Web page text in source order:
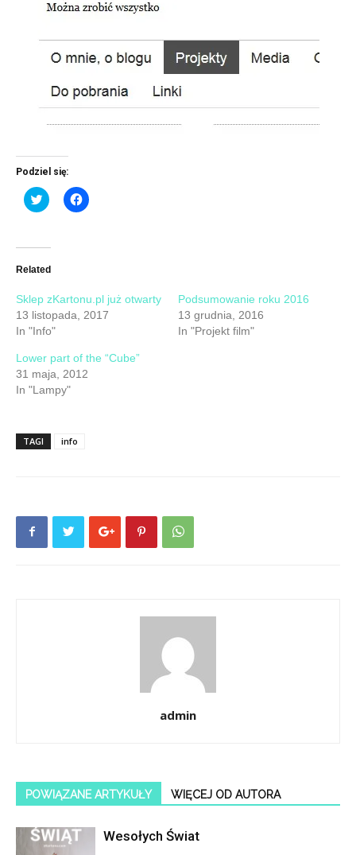
Podziel się:
Click
to
(Opens
new
Click
to
Related
Sklep zKartonu.pl już otwarty
13 listopada, 2017
In "Info"
Podsumowanie roku 2016
13 grudnia, 2016
In "Projekt film"
Lower part of the “Cube”
31 maja, 2012
In "Lampy"
TAGI info
admin
POWIĄZANE ARTYKUŁY WIĘCEJ OD AUTORA
Wesołych Świat